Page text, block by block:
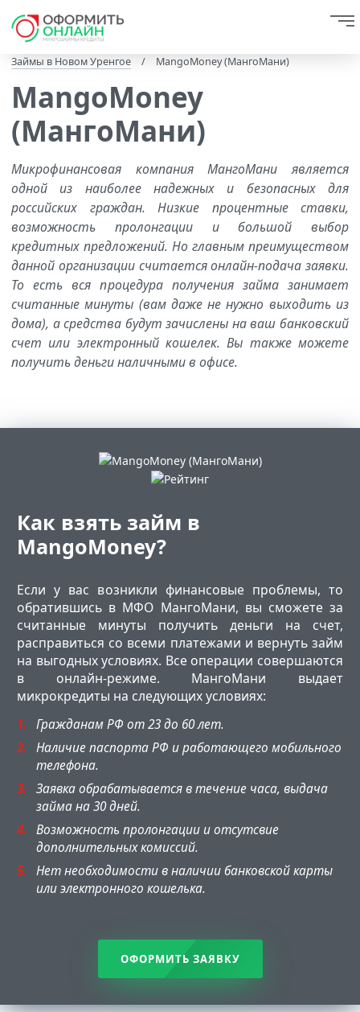
Займы в Новом Уренгое / MangoMoney (МангоМани)
MangoMoney
(МангоМани)
Микрофинансовая компания МангоМани является
одной из наиболее надежных и безопасных для
российских граждан. Низкие процентные ставки,
возможность пролонгации и большой выбор
кредитных предложений. Но главным преимуществом
данной организации считается онлайн-подача заявки.
То есть вся процедура получения займа занимает
считанные минуты (вам даже не нужно выходить из
дома), а средства будут зачислены на ваш банковский
счет или электронный кошелек. Вы также можете
получить деньги наличными в офисе.
Как взять займ в
MangoMoney?
Если у вас возникли финансовые проблемы, то
обратившись в МФО МангоМани, вы сможете за
считанные минуты получить деньги на счет,
расправиться со всеми платежами и вернуть займ
на выгодных условиях. Все операции совершаются
в онлайн-режиме. МангоМани выдает
микрокредиты на следующих условиях:
Гражданам РФ от 23 до 60 лет.
Наличие паспорта РФ и работающего мобильного
телефона.
Заявка обрабатывается в течение часа, выдача
займа на 30 дней.
Возможность пролонгации и отсутсвие
дополнительных комиссий.
Нет необходимости в наличии банковской карты
или электронного кошелька.
ОФОРМИТЬ ЗАЯВКУ